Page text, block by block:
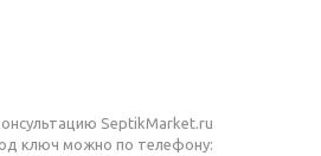
SeptikMarket.ru
ключ можно по телефону: